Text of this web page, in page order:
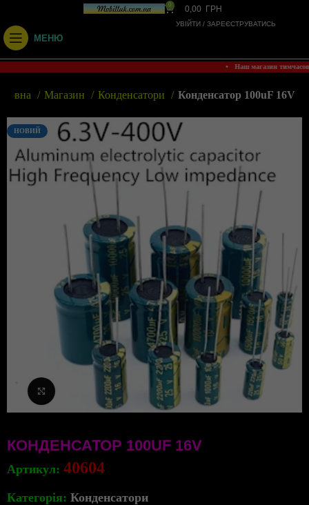
0 0,00 ГРН
УВІЙТИ / ЗАРЕЄСТРУВАТИСЬ
МЕНЮ
• Наш магазин
Магазин Конденсатори Конденсатор 100uF 16V
НОВИЙ
Клацніть, щоб збільшити
КОНДЕНСАТОР 100UF 16V
Артикул:40604
Категорія: Конденсатори